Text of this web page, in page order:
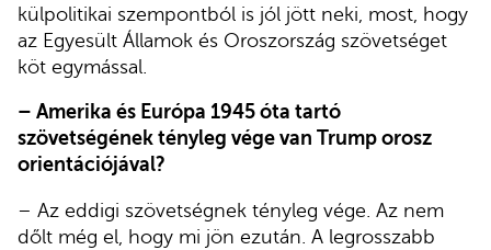
külpolitikai szempontból is jól jött neki, most, hogy
az Egyesült Államok és Oroszország szövetséget
köt egymással.
– Amerika és Európa 1945 óta tartó
szövetségének tényleg vége van Trump orosz
orientációjával?
– Az eddigi szövetségnek tényleg vége. Az nem
dőlt még el, hogy mi jön ezután. A legrosszabb